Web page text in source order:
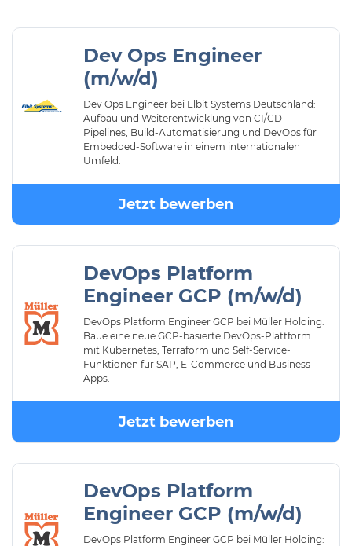
Dev Ops Engineer
(m/w/d)
Dev Ops Engineer bei Elbit Systems Deutschland:
Aufbau und Weiterentwicklung von CI/CD-
Pipelines, Build-Automatisierung und DevOps für
Embedded-Software in einem internationalen
Umfeld.
Jetzt bewerben
DevOps Platform
Engineer GCP (m/w/d)
DevOps Platform Engineer GCP bei Müller Holding:
Baue eine neue GCP-basierte DevOps-Plattform
mit Kubernetes, Terraform und Self-Service-
Funktionen für SAP, E-Commerce und Business-
Apps.
Jetzt bewerben
DevOps Platform
Engineer GCP (m/w/d)
DevOps Platform Engineer GCP bei Müller Holding: